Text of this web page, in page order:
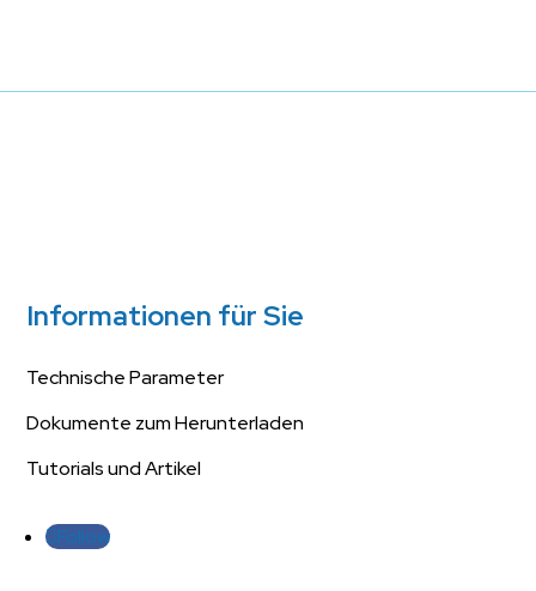
Informationen für Sie
Technische Parameter
Dokumente zum Herunterladen
Tutorials und Artikel
Follow